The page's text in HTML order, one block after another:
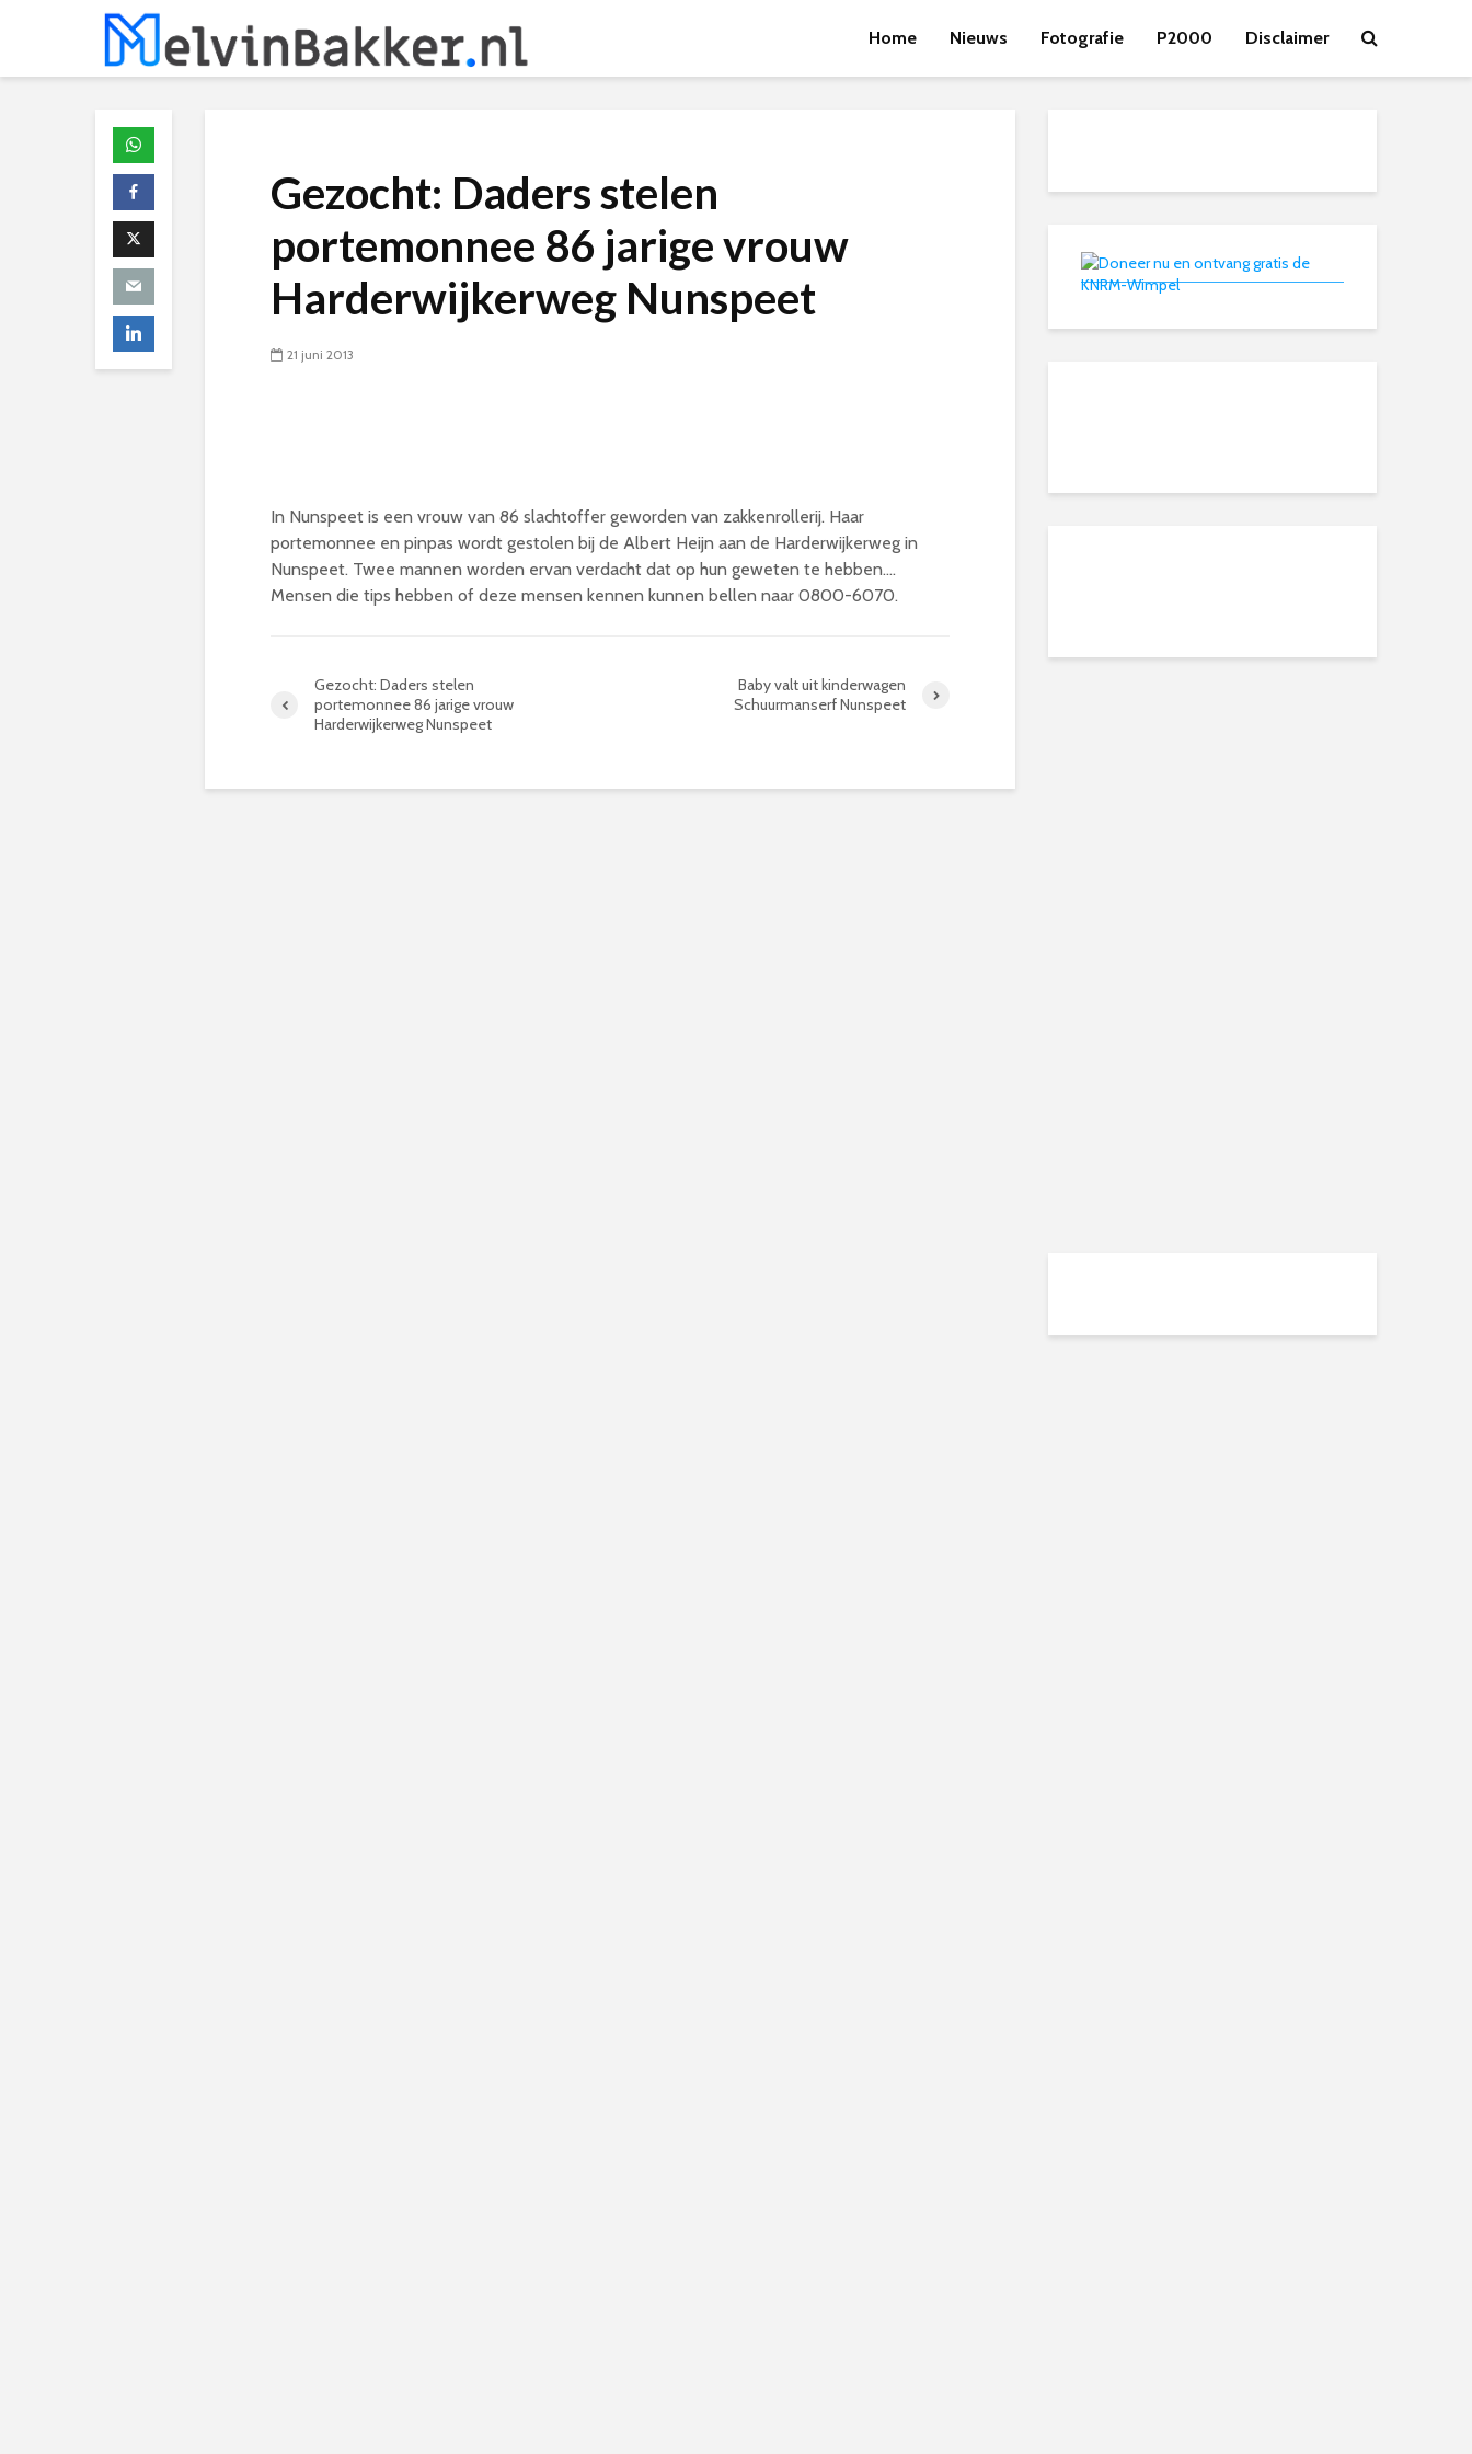
Home Nieuws Fotografie P2000 Disclaimer
Gezocht: Daders stelen
portemonnee 86 jarige vrouw
Harderwijkerweg Nunspeet
21 juni 2013
In Nunspeet is een vrouw van 86 slachtoffer geworden van zakkenrollerij. Haar
portemonnee en pinpas wordt gestolen bij de Albert Heijn aan de Harderwijkerweg in
Nunspeet. Twee mannen worden ervan verdacht dat op hun geweten te hebben….
Mensen die tips hebben of deze mensen kennen kunnen bellen naar 0800-6070.
Gezocht: Daders stelen
portemonnee 86 jarige vrouw
Harderwijkerweg Nunspeet
Baby valt uit kinderwagen
Schuurmanserf Nunspeet